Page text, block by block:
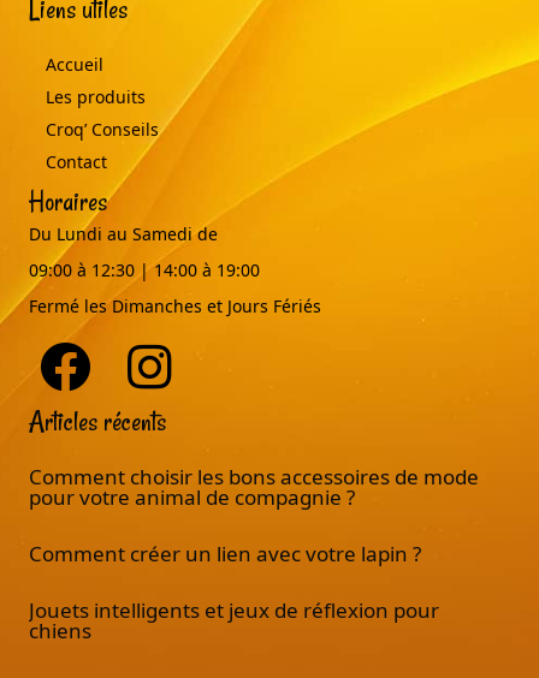
Liens utiles
Accueil
Les produits
Croq’ Conseils
Contact
Horaires
Du Lundi au Samedi de
09:00 à 12:30 | 14:00 à 19:00
Fermé les Dimanches et Jours Fériés
Articles récents
Comment choisir les bons accessoires de mode
pour votre animal de compagnie ?
Comment créer un lien avec votre lapin ?
Jouets intelligents et jeux de réflexion pour
chiens